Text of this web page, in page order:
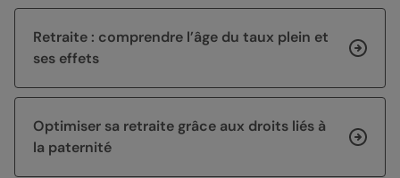
Retraite : comprendre l’âge du taux plein et
ses effets
Optimiser sa retraite grâce aux droits liés à
la paternité